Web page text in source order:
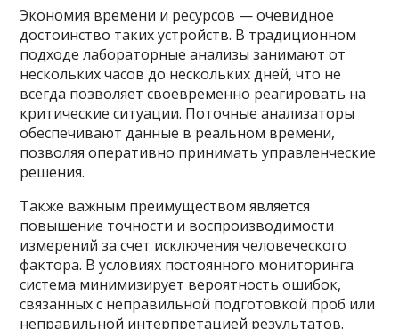
Экономия времени и ресурсов — очевидное
достоинство таких устройств. В традиционном
подходе лабораторные анализы занимают от
нескольких часов до нескольких дней, что не
всегда позволяет своевременно реагировать на
критические ситуации. Поточные анализаторы
обеспечивают данные в реальном времени,
позволяя оперативно принимать управленческие
решения.
Также важным преимуществом является
повышение точности и воспроизводимости
измерений за счет исключения человеческого
фактора. В условиях постоянного мониторинга
система минимизирует вероятность ошибок,
связанных с неправильной подготовкой проб или
неправильной интерпретацией результатов.